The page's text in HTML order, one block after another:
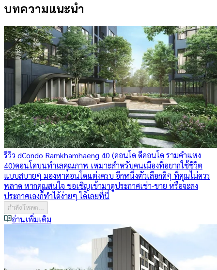
บทความแนะนำ
รีวิว dCondo Ramkhamhaeng 40 (คอนโด ดีคอนโด รามคำแหง
40)คอนโดบนทำเลคุณภาพ เหมาะสำหรับคนเมืองที่อยากใช้ชีวิต
แบบสบายๆ มองหาคอนโดแต่งครบ อีกหนึ่งตัวเลือกดีๆ ที่คุณไม่ควร
พลาด หากคุณสนใจ ขอเชิญเข้ามาดูประกาศเช่า-ขาย หรือจะลง
ประกาศเองก็ทำได้ง่ายๆ ได้เลยที่นี่
กำลังโหลด...
อ่านเพิ่มเติม